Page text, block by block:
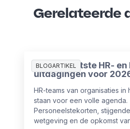
Gerelateerde
BLOGARTIKEL
De 10 grootste HR-
uitdagingen voor
HR-teams van organisaties in
staan voor een volle agenda.
Personeelstekorten,
wetgeving en de opkomst